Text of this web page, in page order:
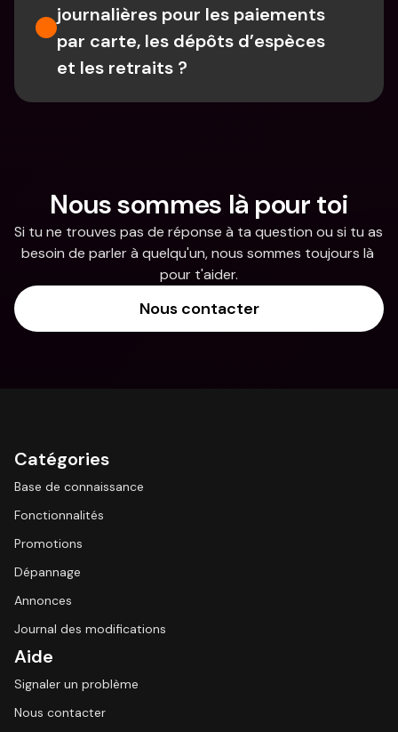
journalières pour les paiements
par carte, les dépôts d’espèces
et les retraits ?
Nous sommes là pour toi
Si tu ne trouves pas de réponse à ta question ou si tu as
besoin de parler à quelqu'un, nous sommes toujours là
pour t'aider.
Nous contacter
Catégories
Base de connaissance
Fonctionnalités
Promotions
Dépannage
Annonces
Journal des modifications
Aide
Signaler un problème
Nous contacter